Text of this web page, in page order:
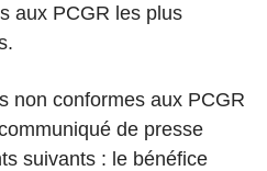
aux PCGR les plus
non conformes aux PCGR
de presse
suivants : le bénéfice